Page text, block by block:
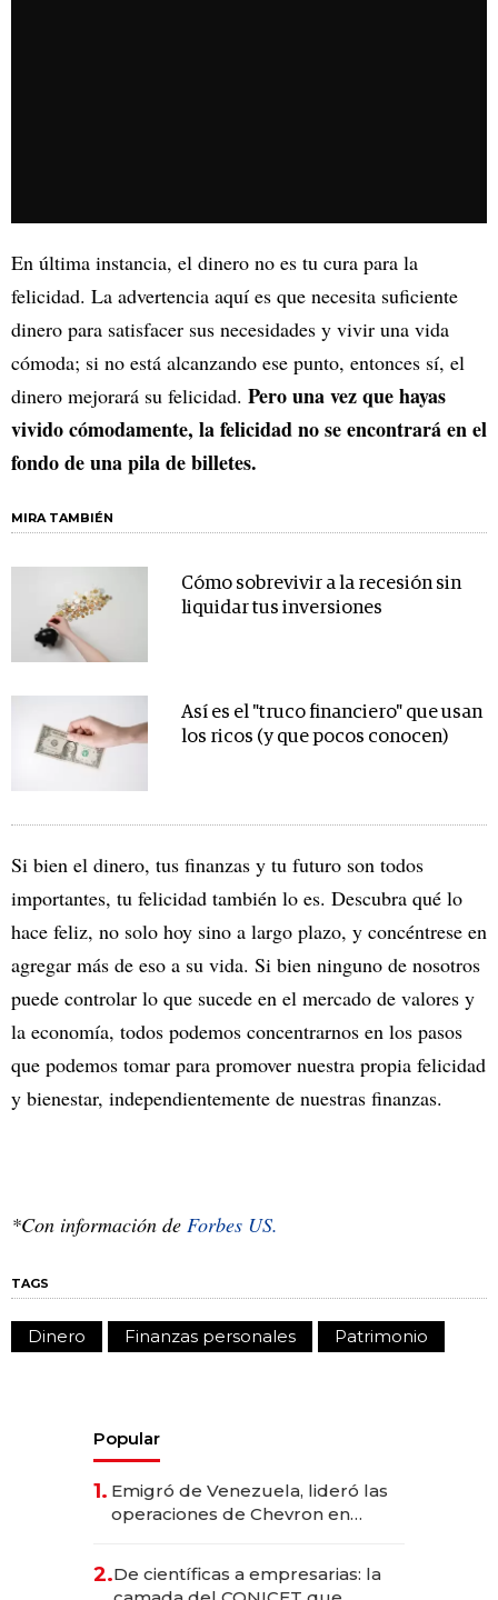
En última instancia, el dinero no es tu cura para la
felicidad. La advertencia aquí es que necesita suficiente
dinero para satisfacer sus necesidades y vivir una vida
cómoda; si no está alcanzando ese punto, entonces sí, el
dinero mejorará su felicidad. Pero una vez que hayas
vivido cómodamente, la felicidad no se encontrará en el
fondo de una pila de billetes.
MIRA TAMBIÉN
Cómo sobrevivir a la recesión sin
liquidar tus inversiones
Así es el "truco financiero" que usan
los ricos (y que pocos conocen)
Si bien el dinero, tus finanzas y tu futuro son todos
importantes, tu felicidad también lo es. Descubra qué lo
hace feliz, no solo hoy sino a largo plazo, y concéntrese en
agregar más de eso a su vida. Si bien ninguno de nosotros
puede controlar lo que sucede en el mercado de valores y
la economía, todos podemos concentrarnos en los pasos
que podemos tomar para promover nuestra propia felicidad
y bienestar, independientemente de nuestras finanzas.
*Con información de Forbes US.
TAGS
Dinero Finanzas personales Patrimonio
Popular
1. Emigró de Venezuela, lideró las
operaciones de Chevron en
2.De científicas a empresarias: la